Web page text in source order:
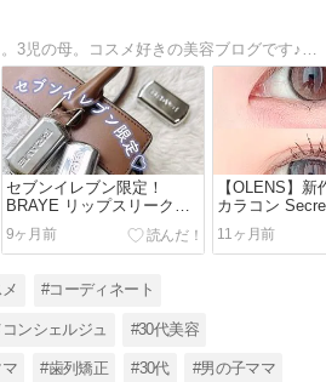
コスメコンシェルジュ。3児の母。コスメ好きの美容ブログです♪YouTubeも始めましたので、フォローして頂けると嬉しいです！
セブンイレブン限定！
BRAYE リップスリークミ
ニ
9ヶ月前
【OLENS】新
カラコン
ーズ着画レポ
コンレポ】
11ヶ月前
#コーディネート
ンシェルジュ #30代美容
#歯列矯正 #30代 #男の子ママ